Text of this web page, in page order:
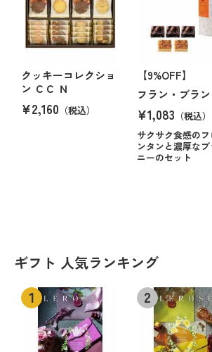
クッキーコレクショ
ン ＣＣ Ｎ
¥2,160 （税込）
【9%OFF】
フラン・ブラン
¥1,083 （税込）
サクサク食感のフ
ンタンと濃厚な
ニーのセット
ギフト 人気ランキング